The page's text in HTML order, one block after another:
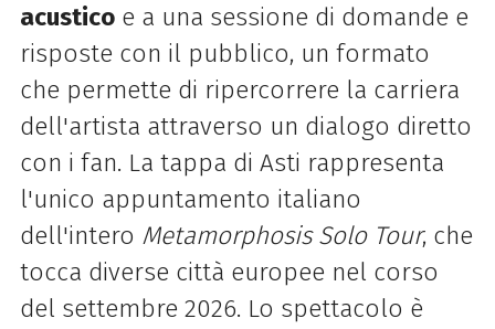
acusticoe a una sessione di domande e
risposte con il pubblico, un formato
che permette di ripercorrere la carriera
dell'artista attraverso un dialogo diretto
con i fan. La tappa di Asti rappresenta
l'unico appuntamento italiano
dell'intero Metamorphosis Solo Tour, che
tocca diverse città europee nel corso
del settembre 2026. Lo spettacolo è